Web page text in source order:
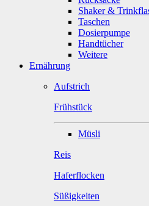
Shaker &
Taschen
Dosierpumpe
Handtücher
Weitere
Ernährung
Aufstrich
Frühstück
Müsli
Reis
Haferflocken
Süßigkeiten